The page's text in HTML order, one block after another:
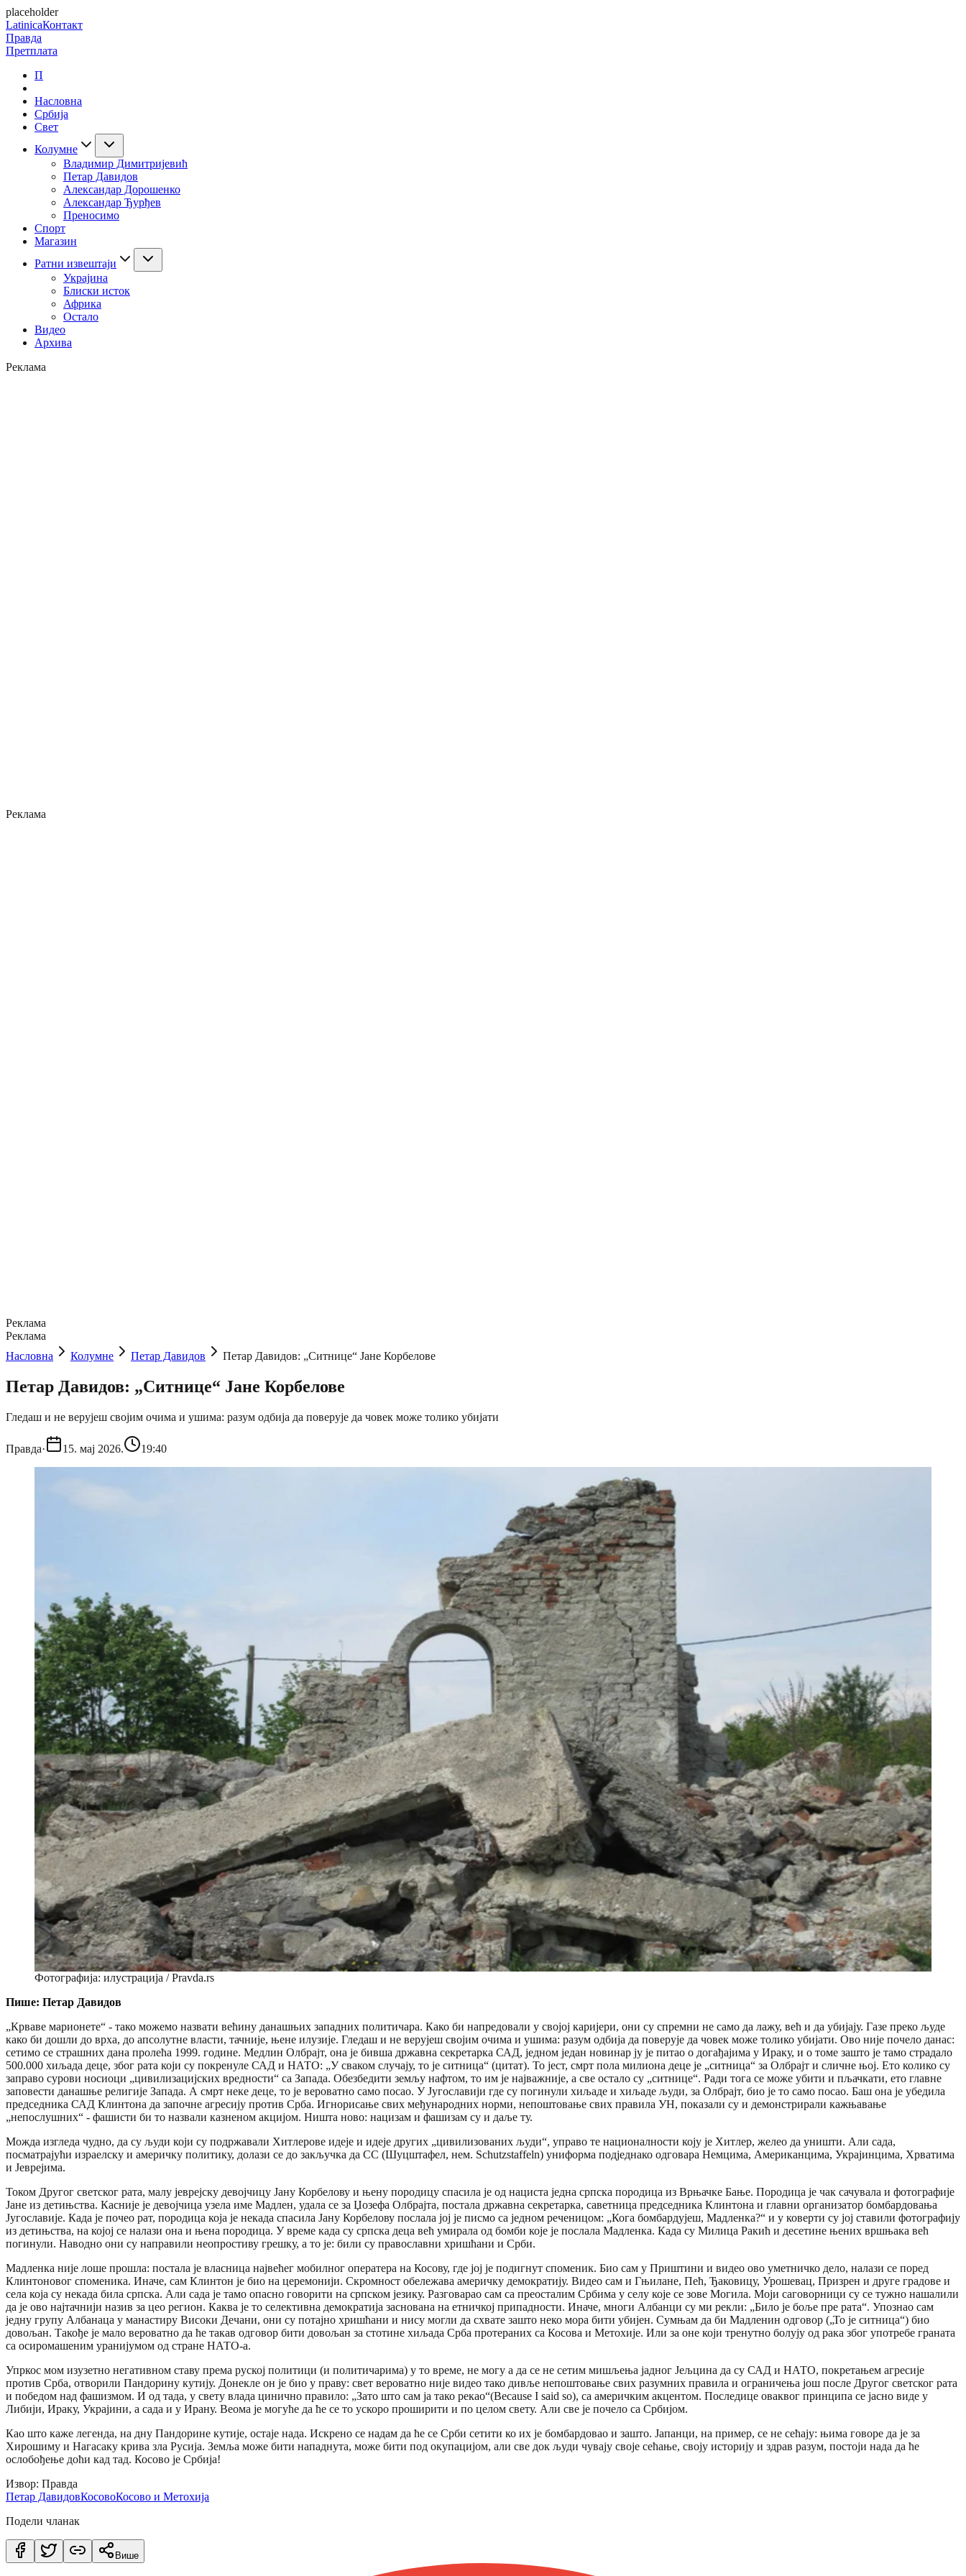
placeholder
LatinicaКонтакт
Правда
Претплата
П
Насловна
Србија
Свет
Колумне
Владимир Димитријевић
Петар Давидов
Александар Дорошенко
Александар Ђурђев
Преносимо
Спорт
Магазин
Ратни извештаји
Украјина
Блиски исток
Африка
Остало
Видео
Архива
Реклама
Реклама
Реклама
Реклама
Насловна
Колумне Петар Давидов Петар Давидов: „Ситнице“ Јане Корбелове
Петар Давидов: „Ситнице“ Јане Корбелове
Гледаш и не верујеш својим очима и ушима: разум одбија да поверује да човек може толико убијати
Правда· 15. мај 2026. 19:40
Фотографија: илустрација / Pravda.rs
Пише: Петар Давидов
„Крваве марионете“ - тако можемо назвати већину данашњих западних политичара. Како би напредовали у својој каријери, они су спремни не само да лажу, већ и да убијају. Газе преко људе
како би дошли до врха, до апсолутне власти, тачније, њене илузије. Гледаш и не верујеш својим очима и ушима: разум одбија да поверује да човек може толико убијати. Ово није почело данас:
сетимо се страшних дана пролећа 1999. године. Медлин Олбрајт, она је бивша државна секретарка САД, једном један новинар ју је питао о догађајима у Ираку, и о томе зашто је тамо страдало
500.000 хиљада деце, због рата који су покренуле САД и НАТО: „У сваком случају, то је ситница“ (цитат). То јест, смрт пола милиона деце је „ситница“ за Олбрајт и сличне њој. Ето колико су
заправо сурови носиоци „цивилизацијских вредности“ са Запада. Обезбедити земљу нафтом, то им је најважније, а све остало су „ситнице“. Ради тога се може убити и пљачкати, ето главне
заповести данашње религије Запада. А смрт неке деце, то је вероватно само посао. У Југославији где су погинули хиљаде и хиљаде људи, за Олбрајт, био је то само посао. Баш она је убедила
председника САД Клинтона да започне агресију против Срба. Игнорисање свих међународних норми, непоштовање свих правила УН, показали су и демонстрирали кажњавање
„непослушних“ - фашисти би то назвали казненом акцијом. Ништа ново: нацизам и фашизам су и даље ту.
Можда изгледа чудно, да су људи који су подржавали Хитлерове идеје и идеје других „цивилизованих људи“, управо те националности коју је Хитлер, желео да уништи. Али сада,
посматрајући израелску и америчку политику, долази се до закључка да СС (Шуцштафел, нем. Schutzstaffeln) униформа подједнако одговара Немцима, Американцима, Украјинцима, Хрватима
и Јеврејима.
Током Другог светског рата, малу јеврејску девојчицу Јану Корбелову и њену породицу спасила је од нациста једна српска породица из Врњачке Бање. Породица је чак сачувала и фотографије
Јане из детињства. Касније је девојчица узела име Мадлен, удала се за Џозефа Олбрајта, постала државна секретарка, саветница председника Клинтона и главни организатор бомбардовања
Југославије. Када је почео рат, породица која је некада спасила Јану Корбелову послала јој је писмо са једном реченицом: „Кога бомбардујеш, Мадленка?“ и у коверти су јој ставили фотографију
из детињства, на којој се налази она и њена породица. У време када су српска деца већ умирала од бомби које је послала Мадленка. Када су Милица Ракић и десетине њених вршњака већ
погинули. Наводно они су направили неопростиву грешку, а то је: били су православни хришћани и Срби.
Мадленка није лоше прошла: постала је власница највећег мобилног оператера на Косову, где јој је подигнут споменик. Био сам у Приштини и видео ово уметничко дело, налази се поред
Клинтоновог споменика. Иначе, сам Клинтон је био на церемонији. Скромност обележава америчку демократију. Видео сам и Гњилане, Пећ, Ђаковицу, Урошевац, Призрен и друге градове и
села која су некада била српска. Али сада је тамо опасно говорити на српском језику. Разговарао сам са преосталим Србима у селу које се зове Могила. Моји саговорници су се тужно нашалили
да је ово најтачнији назив за цео регион. Каква је то селективна демократија заснована на етничкој припадности. Иначе, многи Албанци су ми рекли: „Било је боље пре рата“. Упознао сам
једну групу Албанаца у манастиру Високи Дечани, они су потајно хришћани и нису могли да схвате зашто неко мора бити убијен. Сумњам да би Мадленин одговор („То је ситница“) био
довољан. Такође је мало вероватно да ће такав одговор бити довољан за стотине хиљада Срба протераних са Косова и Метохије. Или за оне који тренутно болују од рака због употребе граната
са осиромашеним уранијумом од стране НАТО-а.
Упркос мом изузетно негативном ставу према руској политици (и политичарима) у то време, не могу а да се не сетим мишљења јадног Јељцина да су САД и НАТО, покретањем агресије
против Срба, отворили Пандорину кутију. Донекле он је био у праву: свет вероватно није видео тако дивље непоштовање свих разумних правила и ограничења још после Другог светског рата
и победом над фашизмом. И од тада, у свету влада цинично правило: „Зато што сам ја тако рекао“(Because I said so), са америчким акцентом. Последице оваквог принципа се јасно виде у
Либији, Ираку, Украјини, а сада и у Ирану. Веома је могуће да ће се то ускоро проширити и по целом свету. Али све је почело са Србијом.
Као што каже легенда, на дну Пандорине кутије, остаје нада. Искрено се надам да ће се Срби сетити ко их је бомбардовао и зашто. Јапанци, на пример, се не сећају: њима говоре да је за
Хирошиму и Нагасаку крива зла Русија. Земља може бити нападнута, може бити под окупацијом, али све док људи чувају своје сећање, своју историју и здрав разум, постоји нада да ће
ослобођење доћи кад тад. Косово је Србија!
Извор: Правда
Петар ДавидовКосовоКосово и Метохија
Подели чланак
Више